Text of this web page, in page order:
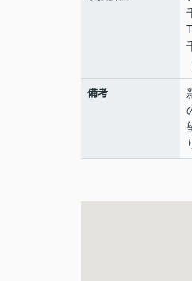
備考